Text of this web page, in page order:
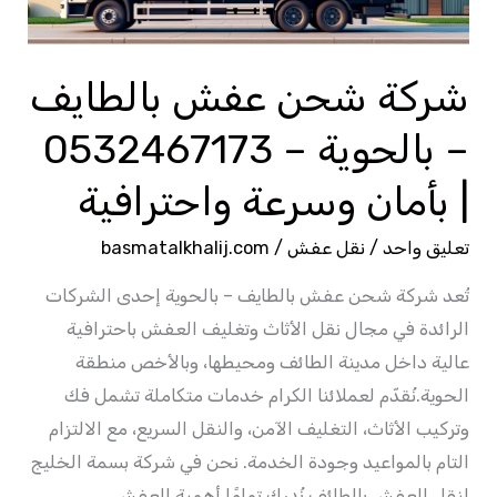
شركة شحن عفش بالطايف
– بالحوية – 0532467173
| بأمان وسرعة واحترافية
تعليق واحد / نقل عفش /
basmatalkhalij.com
تُعد شركة شحن عفش بالطايف – بالحوية إحدى الشركات
الرائدة في مجال نقل الأثاث وتغليف العفش باحترافية
عالية داخل مدينة الطائف ومحيطها، وبالأخص منطقة
الحوية.نُقدّم لعملائنا الكرام خدمات متكاملة تشمل فك
وتركيب الأثاث، التغليف الآمن، والنقل السريع، مع الالتزام
التام بالمواعيد وجودة الخدمة. نحن في شركة بسمة الخليج
–
|
وسرعة
واحترافية